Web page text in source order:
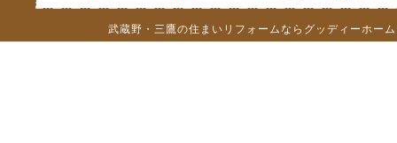
武蔵野・三鷹の住まいリフォームならグッディーホ